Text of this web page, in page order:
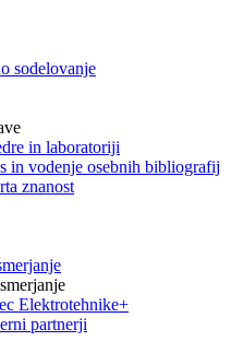
sodelovanje
in laboratoriji
in vodenje osebnih bibliografij
znanost
Elektrotehnike+
partnerji